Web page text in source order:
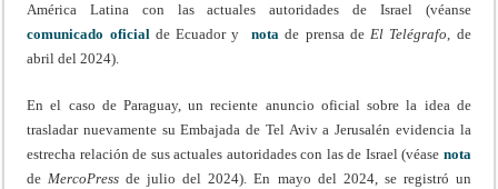
América Latina con las actuales autoridades de Israel (véanse
comunicado oficialde Ecuador y nota de prensa deEl Telégrafo, de
abril del 2024).
En el caso de Paraguay, un reciente anuncio oficial sobre la idea de
trasladar nuevamente su Embajada de Tel Aviv a Jerusalén evidencia la
estrecha relación de sus actuales autoridades con las de Israel (véase nota
deMercoPress de julio del 2024). En mayo del 2024, se registró un